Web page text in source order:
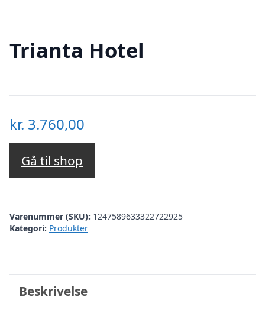
Trianta Hotel
kr. 3.760,00
Gå til shop
Varenummer (SKU): 1247589633322722925
Kategori: Produkter
Beskrivelse